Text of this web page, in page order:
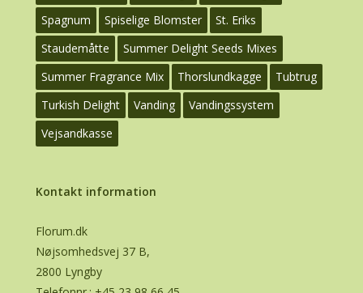
Spagnum
Spiselige Blomster
St. Eriks
Staudemåtte
Summer Delight Seeds Mixes
Summer Fragrance Mix
Thorslundkagge
Tubtrug
Turkish Delight
Vanding
Vandingssystem
Vejsandkasse
Kontakt information
Florum.dk
Nøjsomhedsvej 37 B,
2800 Lyngby